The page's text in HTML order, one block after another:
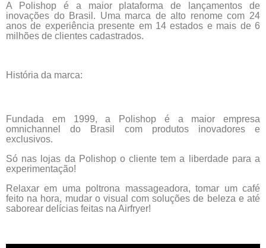
A Polishop é a maior plataforma de lançamentos de
inovações do Brasil. Uma marca de alto renome com 24
anos de experiência presente em 14 estados e mais de 6
milhões de clientes cadastrados.
História da marca:
Fundada em 1999, a Polishop é a maior empresa
omnichannel do Brasil com produtos inovadores e
exclusivos.
Só nas lojas da Polishop o cliente tem a liberdade para a
experimentação!
Relaxar em uma poltrona massageadora, tomar um café
feito na hora, mudar o visual com soluções de beleza e até
saborear delícias feitas na Airfryer!